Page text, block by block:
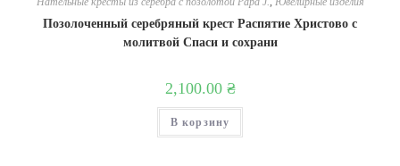
Позолоченный серебряный крест Распятие Христово с
молитвой Спаси и сохрани
2,100.00 ₴
В корзину